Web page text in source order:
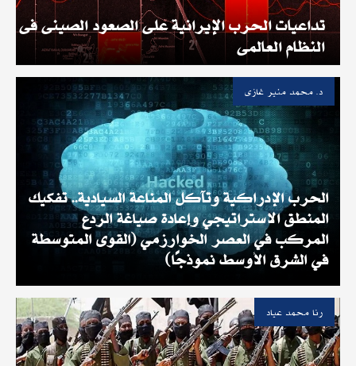
تداعيات الحرب الإيرانية على الصعود الصينى فى
النظام العالمى
د. محمد منير غازى
الحرب الإدراكية وتآكل المناعة السيادية.. تفكيك
المنطق الاستراتيجي وإعادة صياغة الردع
المركب في العصر الخوارزمي (القوى المتوسطة
في الشرق الأوسط نموذجًا)
رنا محمد عياد